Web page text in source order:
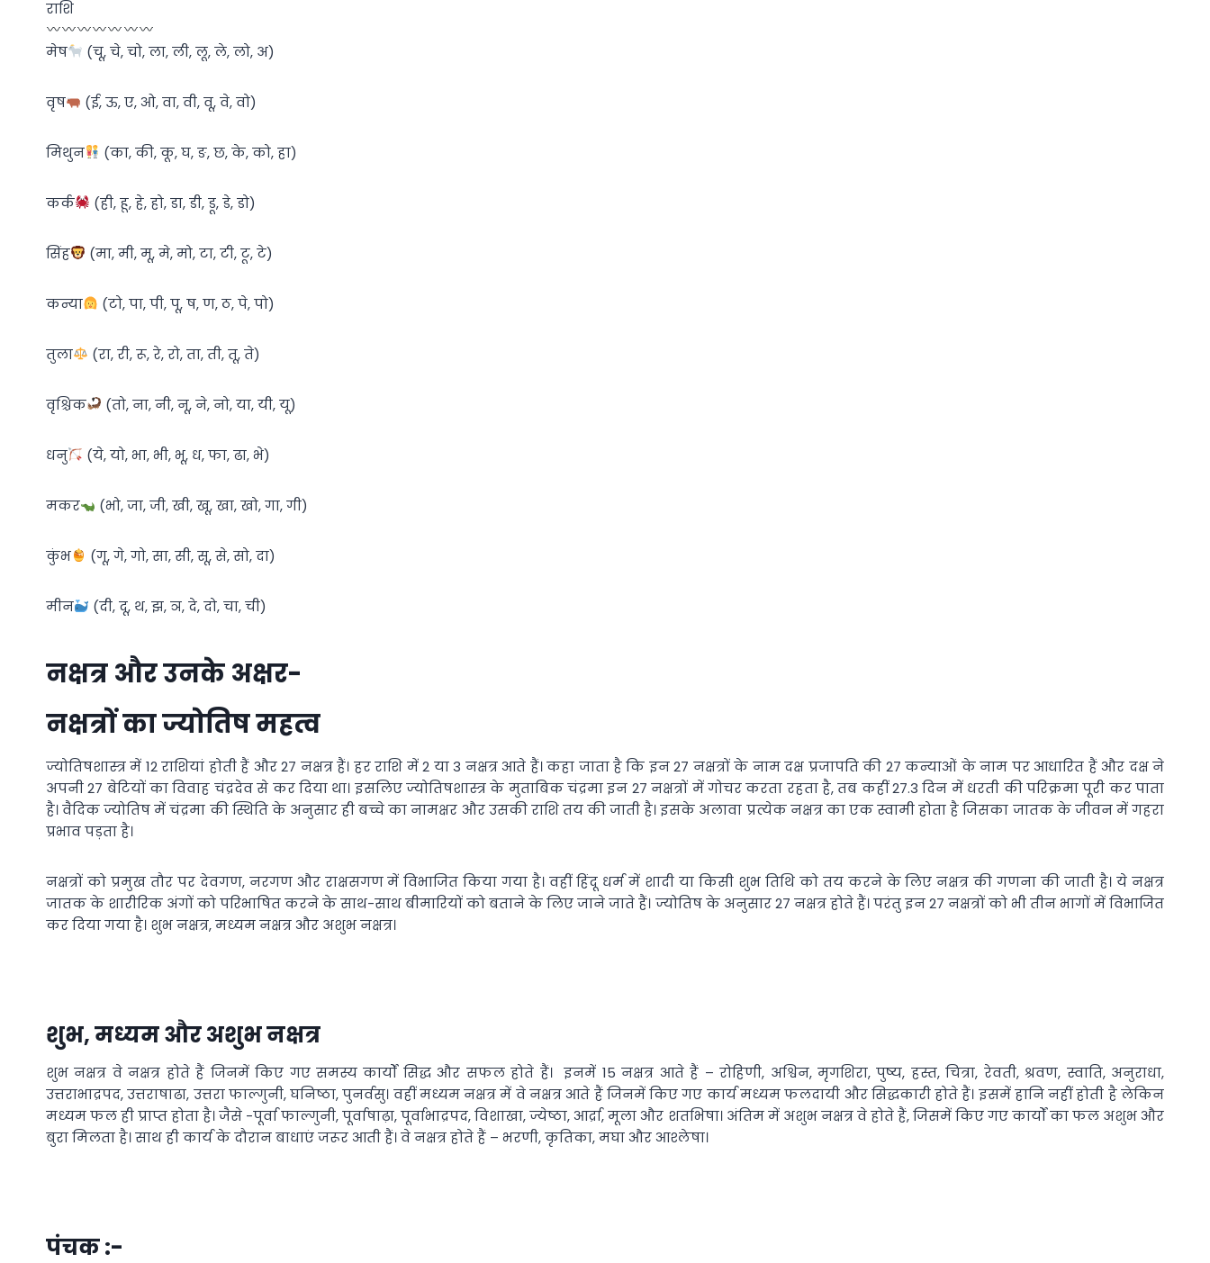
राशि
मेष (चू, चे, चो, ला, ली, लू, ले, लो, अ)
वृष (ई, ऊ, ए, ओ, वा, वी, वू, वे, वो)
मिथुन (का, की, कू, घ, ङ, छ, के, को, हा)
कर्क (ही, हू, हे, हो, डा, डी, डू, डे, डो)
सिंह (मा, मी, मू, मे, मो, टा, टी, टू, टे)
कन्या (टो, पा, पी, पू, ष, ण, ठ, पे, पो)
तुला (रा, री, रू, रे, रो, ता, ती, तू, ते)
वृश्चिक (तो, ना, नी, नू, ने, नो, या, यी, यू)
धनु (ये, यो, भा, भी, भू, ध, फा, ढा, भे)
मकर (भो, जा, जी, खी, खू, खा, खो, गा, गी)
कुंभ (गू, गे, गो, सा, सी, सू, से, सो, दा)
मीन (दी, दू, थ, झ, ञ, दे, दो, चा, ची)
नक्षत्र और उनके अक्षर-
नक्षत्रों का ज्योतिष महत्व
ज्योतिषशास्त्र में 12 राशियां होती हैं और 27 नक्षत्र हैं। हर राशि में 2 या 3 नक्षत्र आते हैं। कहा जाता है कि इन 27 नक्षत्रों के नाम दक्ष प्रजापति की 27 कन्याओं के नाम पर आधारित हैं और दक्ष ने
अपनी 27 बेटियों का विवाह चंद्रदेव से कर दिया था। इसलिए ज्योतिषशास्त्र के मुताबिक चंद्रमा इन 27 नक्षत्रों में गोचर करता रहता है, तब कहीं 27.3 दिन में धरती की परिक्रमा पूरी कर पाता
है। वैदिक ज्योतिष में चंद्रमा की स्थिति के अनुसार ही बच्चे का नामक्षर और उसकी राशि तय की जाती है। इसके अलावा प्रत्येक नक्षत्र का एक स्वामी होता है जिसका जातक के जीवन में गहरा
प्रभाव पड़ता है।
नक्षत्रों को प्रमुख तौर पर देवगण, नरगण और राक्षसगण में विभाजित किया गया है। वहीं हिंदू धर्म में शादी या किसी शुभ तिथि को तय करने के लिए नक्षत्र की गणना की जाती है। ये नक्षत्र
जातक के शारीरिक अंगों को परिभाषित करने के साथ-साथ बीमारियों को बताने के लिए जाने जाते हैं। ज्योतिष के अनुसार 27 नक्षत्र होते हैं। परंतु इन 27 नक्षत्रों को भी तीन भागों में विभाजित
कर दिया गया है। शुभ नक्षत्र, मध्यम नक्षत्र और अशुभ नक्षत्र।
शुभ, मध्यम और अशुभ नक्षत्र
शुभ नक्षत्र वे नक्षत्र होते हैं जिनमें किए गए समस्य कार्यों सिद्ध और सफल होते हैं। इनमें 15 नक्षत्र आते हैं – रोहिणी, अश्विन, मृगशिरा, पुष्य, हस्त, चित्रा, रेवती, श्रवण, स्वाति, अनुराधा,
उत्तराभाद्रपद, उत्तराषाढा, उत्तरा फाल्गुनी, घनिष्ठा, पुनर्वसु। वहीं मध्यम नक्षत्र में वे नक्षत्र आते हैं जिनमें किए गए कार्य मध्यम फलदायी और सिद्धकारी होते हैं। इसमें हानि नहीं होती है लेकिन
मध्यम फल ही प्राप्त होता है। जैसे -पूर्वा फाल्गुनी, पूर्वाषाढ़ा, पूर्वाभाद्रपद, विशाखा, ज्येष्ठा, आर्द्रा, मूला और शतभिषा। अंतिम में अशुभ नक्षत्र वे होते हैं, जिसमें किए गए कार्यों का फल अशुभ और
बुरा मिलता है। साथ ही कार्य के दौरान बाधाएं जरूर आती हैं। वे नक्षत्र होते हैं – भरणी, कृतिका, मघा और आश्लेषा।
पंचक :-